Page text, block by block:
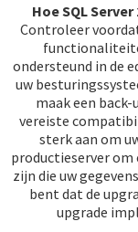
Hoe SQL
Controleer
ondersteund in de
uw
maak een back-
vereiste
sterk aan om
productieserver om
zijn die uw
bent dat de
upgrade